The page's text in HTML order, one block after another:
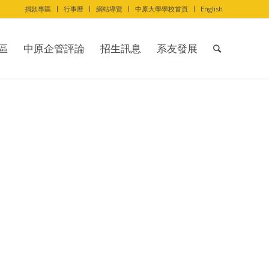
捐款專區 行事曆 網站導覽 中原大學學校首頁 English
中原企管評論 招生訊息 系友發展